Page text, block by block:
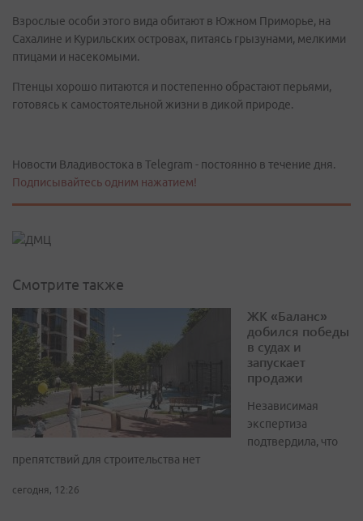
Взрослые особи этого вида обитают в Южном Приморье, на
Сахалине и Курильских островах, питаясь грызунами, мелкими
птицами и насекомыми.
Птенцы хорошо питаются и постепенно обрастают перьями,
готовясь к самостоятельной жизни в дикой природе.
Новости Владивостока в Telegram - постоянно в течение дня.
Подписывайтесь одним нажатием!
Смотрите также
ЖК «Баланс»
добился победы
в судах и
запускает
продажи
Независимая
экспертиза
подтвердила, что
препятствий для строительства нет
сегодня, 12:26